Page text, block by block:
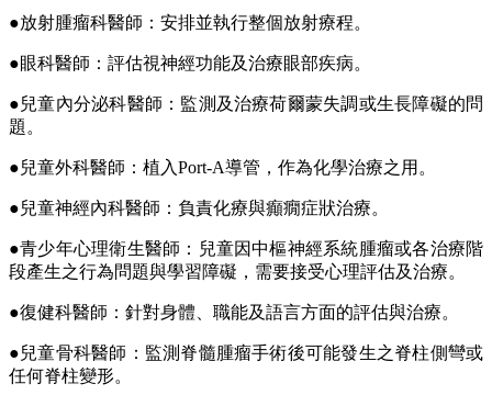
●放射腫瘤科醫師：安排並執行整個放射療程。
●眼科醫師：評估視神經功能及治療眼部疾病。
●兒童內分泌科醫師：監測及治療荷爾蒙失調或生長障礙的問
題。
●兒童外科醫師：植入Port-A導管，作為化學治療之用。
●兒童神經內科醫師：負責化療與癲癇症狀治療。
●青少年心理衛生醫師：兒童因中樞神經系統腫瘤或各治療階
段產生之行為問題與學習障礙，需要接受心理評估及治療。
●復健科醫師：針對身體、職能及語言方面的評估與治療。
●兒童骨科醫師：監測脊髓腫瘤手術後可能發生之脊柱側彎或
任何脊柱變形。